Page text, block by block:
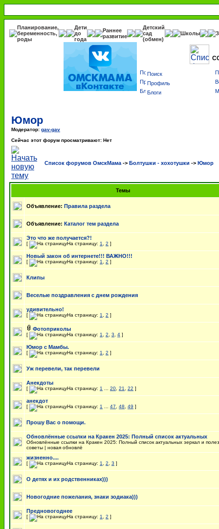
Планирование,
беременность,
роды
Дети
до
года
Раннее
развитие
Детский
сад
(обмен)
Школы
Поиск
Профиль
Блоги
Юмор
Модератор: gav-gav
Сейчас этот форум просматривают: Нет
Список форумов ОмскМама -> Болтушки - хохотушки -> Юмор
Темы
Объявление: Правила раздела
Объявление: Каталог тем раздела
Это что же получается?!
[ На страницу: 1 2 ]
Новый закон об интернете!!! ВАЖНО!!!
[ На страницу: 1 2 ]
Клипы
Веселые поздравления с днем рождения
удивительно!
[ На страницу: 1 2 ]
Фотоприколы
[ На страницу: 1 2 3 4 ]
Юмор с Мамбы.
[ На страницу: 1 2 ]
Уж перевели, так перевели
Анекдоты
[ На страницу: 1 20 21 22 ]
анекдот
[ На страницу: 1 47 48 49 ]
Прошу Вас о помощи.
Обновлённые ссылки на Кракен 2025: Полный список актуальных
Обновлённые ссылки на Кракен 2025: Полный список актуальных зеркал и
советы | новая обновлё
жизненно....
[ На страницу: 1 2 3 ]
О детях и их родственниках)))
Новогодние пожелания, знаки зодиака)))
Предновогоднее
[ На страницу: 1 2 ]